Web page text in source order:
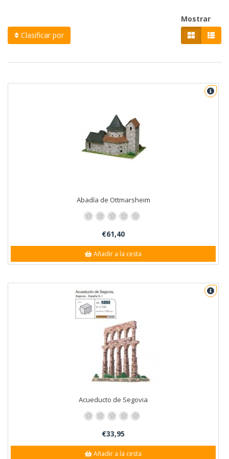
Clasificar por
Mostrar
Abadía de Ottmarsheim
€61,40
Añadir a la cesta
Acueducto de Segovia
€33,95
Añadir a la cesta